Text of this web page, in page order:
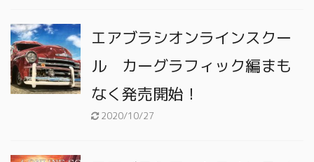
エアブラシオンラインスクー
ル カーグラフィック編まも
なく発売開始！
2020/10/27